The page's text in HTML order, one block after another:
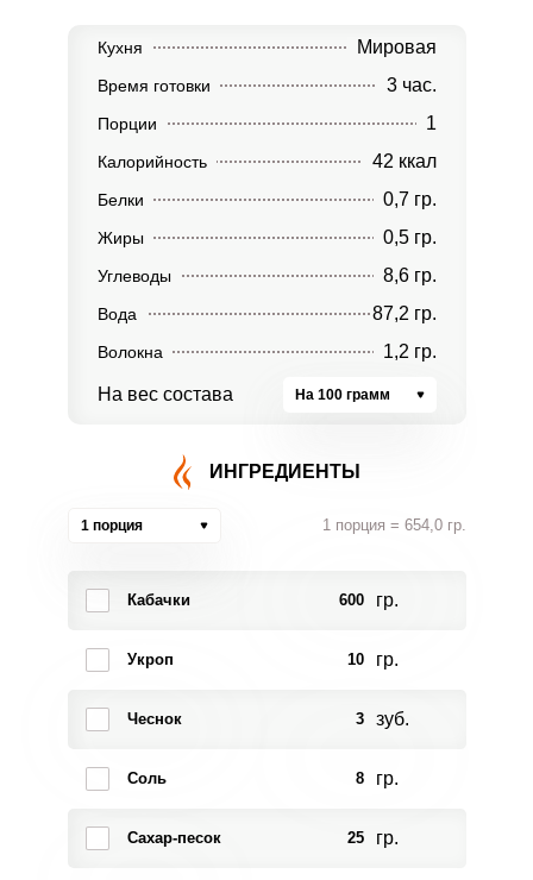
Кухня Мировая
Время готовки 3 час.
Порции 1
Калорийность 42 ккал
Белки 0,7 гр.
Жиры 0,5 гр.
Углеводы 8,6 гр.
Вода 87,2 гр.
Волокна 1,2 гр.
На вес состава На 100 грамм
ИНГРЕДИЕНТЫ
1 порция 1 порция = 654,0 гр.
Кабачки 600 гр.
Укроп 10 гр.
Чеснок 3 зуб.
Соль 8 гр.
Сахар-песок 25 гр.